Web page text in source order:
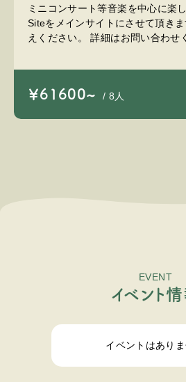
ミニコンサート等音楽を中心に楽
Siteをメインサイトにさせて頂き
えください。 詳細はお問い合わせ
￥61600~ / 8人
EVENT
イベン ト情
イベントはあり